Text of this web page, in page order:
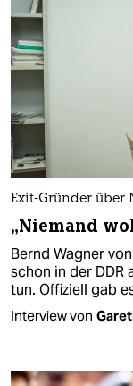
Exit-Gründer über
„Niemand
Bernd Wagner
schon in der DDR
tun. Offiziell gab
Interview von